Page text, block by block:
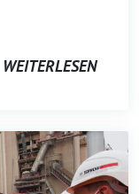
WEITERLESEN